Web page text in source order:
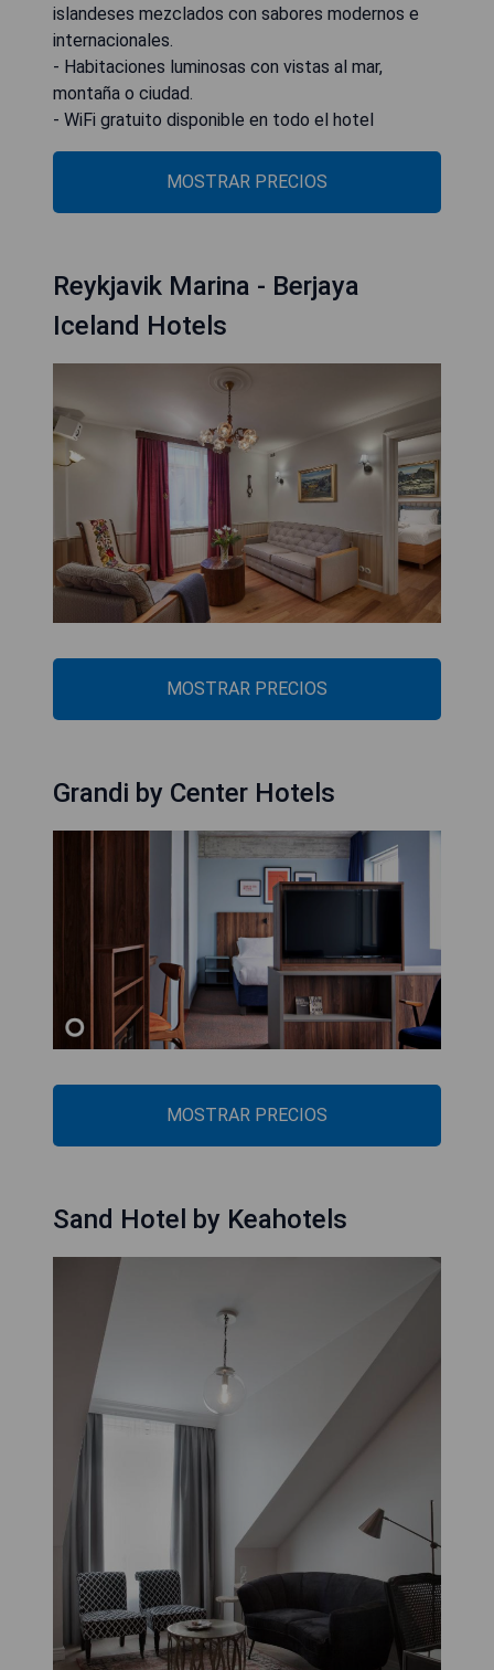
islandeses mezclados con sabores modernos e
internacionales.
- Habitaciones luminosas con vistas al mar,
montaña o ciudad.
- WiFi gratuito disponible en todo el hotel
MOSTRAR PRECIOS
Reykjavik Marina - Berjaya
Iceland Hotels
MOSTRAR PRECIOS
Grandi by Center Hotels
MOSTRAR PRECIOS
Sand Hotel by Keahotels